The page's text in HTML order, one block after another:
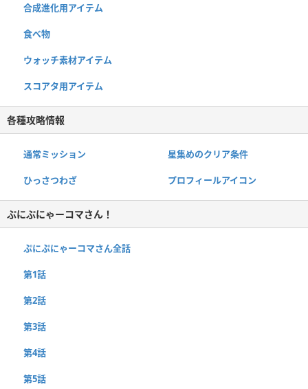
合成進化用アイテム
食べ物
ウォッチ素材アイテム
スコアタ用アイテム
各種攻略情報
通常ミッション 星集めのクリア条件
ひっさつわざ プロフィールアイコン
ぷにぷにゃーコマさん！
ぷにぷにゃーコマさん全話
第1話
第2話
第3話
第4話
第5話